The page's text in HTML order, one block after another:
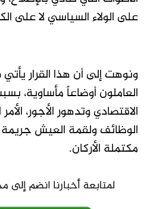
على الولاء السياسي لا على
ونوهت إلى أن هذا القرار
العاملون أوضاعاً مأساوية،
الاقتصادي وتدهور الأجور،
الوظائف ولقمة العيش
مكتملة الأركان.